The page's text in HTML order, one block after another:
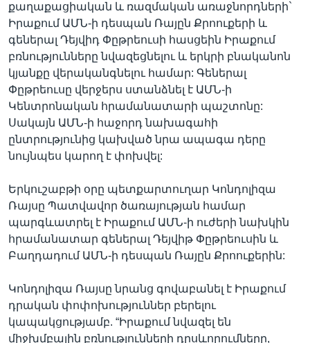
ՀԵՏԵՒԵՔ ՄԵԶ
Լեզուներ
քաղաքացիական և ռազմական առաջնորդների`
Իրաքում ԱՄՆ-ի դեսպան Ռայըն Քրոուքերի և
գեներալ Դեյվիդ Փըթրեուսի հասցեին Իրաքում
բռնությունները նվազեցնելու և երկրի բնականոն
կյանքը վերականգնելու համար: Գեներալ
Փըթրեուսը վերջերս ստանձնել է ԱՄՆ-ի
Կենտրոնական հրամանատարի պաշտոնը:
Սակայն ԱՄՆ-ի հաջորդ նախագահի
ընտրությունից կախված նրա ապագա դերը
նույնպես կարող է փոխվել:
Երկուշաբթի օրը պետքարտուղար Կոնդոլիզա
Ռայսը Պատվավոր ծառայության համար
պարգևատրել է Իրաքում ԱՄՆ-ի ուժերի նախկին
հրամանատար գեներալ Դեյվիթ Փըթրեուսին և
Բաղդադում ԱՄՆ-ի դեսպան Ռայըն Քրոուքերին:
Կոնդոլիզա Ռայսը նրանց գովաբանել է Իրաքում
դրական փոփոխություններ բերելու
կապակցությամբ. “Իրաքում նվազել են
միջխմբային բռնությունների դրսևորումները,